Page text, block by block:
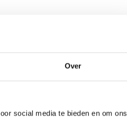
Over
social media te bieden en om ons